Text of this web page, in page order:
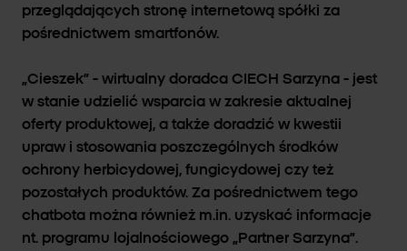
przeglądających stronę internetową spółki za
pośrednictwem smartfonów.
„Cieszek” - wirtualny doradca CIECH Sarzyna - jest
w stanie udzielić wsparcia w zakresie aktualnej
oferty produktowej, a także doradzić w kwestii
upraw i stosowania poszczególnych środków
ochrony herbicydowej, fungicydowej czy też
pozostałych produktów. Za pośrednictwem tego
chatbota można również m.in. uzyskać informacje
nt. programu lojalnościowego „Partner Sarzyna”.